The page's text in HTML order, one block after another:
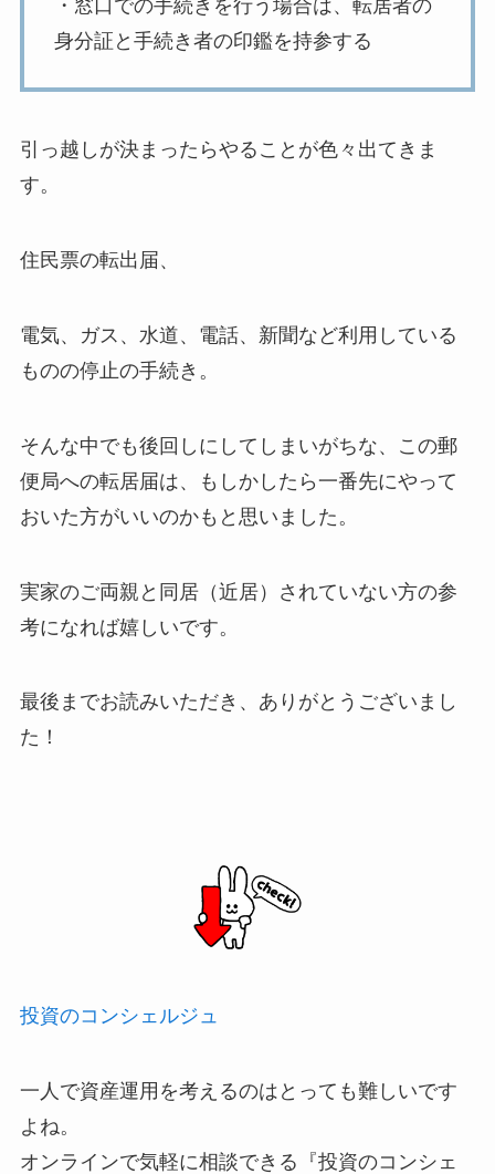
・窓口での手続きを行う場合は、転居者の
身分証と手続き者の印鑑を持参する
引っ越しが決まったらやることが色々出てきま
す。
住民票の転出届、
電気、ガス、水道、電話、新聞など利用している
ものの停止の手続き。
そんな中でも後回しにしてしまいがちな、この郵
便局への転居届は、もしかしたら一番先にやって
おいた方がいいのかもと思いました。
実家のご両親と同居（近居）されていない方の参
考になれば嬉しいです。
最後までお読みいただき、ありがとうございまし
た！
投資のコンシェルジュ
一人で資産運用を考えるのはとっても難しいです
よね。
オンラインで気軽に相談できる『投資のコンシェ